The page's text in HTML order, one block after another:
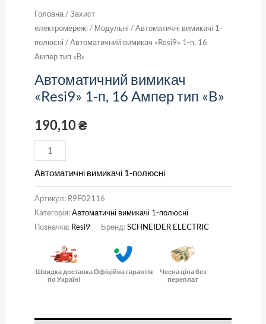
Головна/Захист
електромережі / Модульні /Автоматичні вимикачі 1-
полюсні / Автоматичний вимикач «Resi9» 1-п, 16
Aмпер тип «B»
Автоматичний вимикач
«Resi9» 1-п, 16 Aмпер тип «B»
190,10₴
Автоматичні вимикачі 1-полюсні
Артикул: R9F02116
Категорія:Автоматичні вимикачі 1-полюсні
Позначка: Resi9 Бренд:SCHNEIDER ELECTRIC
Швидка доставка
по Україні
Офіційна гарантія
Чесна ціна без
переплат